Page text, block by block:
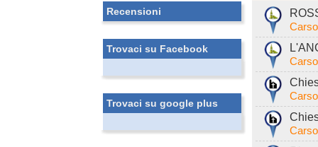
Recensioni
Trovaci su Facebook
Trovaci su google plus